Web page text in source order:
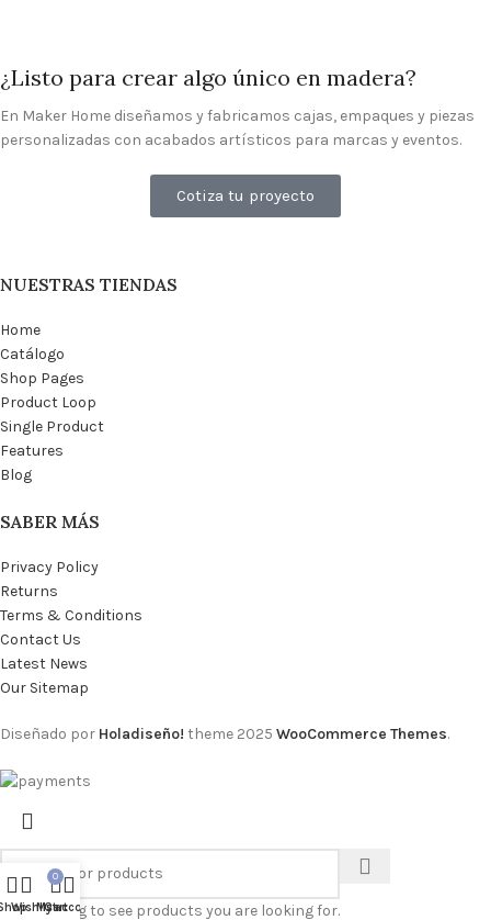
¿Listo para crear algo único en madera?
En Maker Home diseñamos y fabricamos cajas, empaques y piezas
personalizadas con acabados artísticos para marcas y eventos.
Cotiza tu proyecto
NUESTRAS TIENDAS
Home
Catálogo
Shop Pages
Product Loop
Single Product
Features
Blog
SABER MÁS
Privacy Policy
Returns
Terms & Conditions
Contact Us
Latest News
Our Sitemap
Diseñado por Holadiseño! theme 2025 WooCommerce Themes.
Start typing to see products you are looking for.
Wishlist
0
Cart
My account